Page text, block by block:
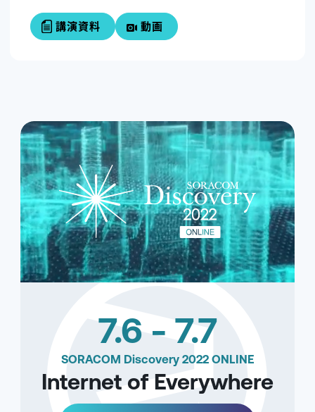
講演資料 動画
7.6 - 7.7
SORACOM Discovery 2022 ONLINE
Internet of Everywhere